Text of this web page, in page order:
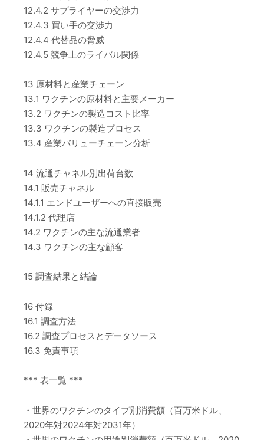
12.4.2 サプライヤーの交渉力
12.4.3 買い手の交渉力
12.4.4 代替品の脅威
12.4.5 競争上のライバル関係
13 原材料と産業チェーン
13.1 ワクチンの原材料と主要メーカー
13.2 ワクチンの製造コスト比率
13.3 ワクチンの製造プロセス
13.4 産業バリューチェーン分析
14 流通チャネル別出荷台数
14.1 販売チャネル
14.1.1 エンドユーザーへの直接販売
14.1.2 代理店
14.2 ワクチンの主な流通業者
14.3 ワクチンの主な顧客
15 調査結果と結論
16 付録
16.1 調査方法
16.2 調査プロセスとデータソース
16.3 免責事項
*** 表一覧 ***
・世界のワクチンのタイプ別消費額（百万米ドル、
2020年対2024年対2031年）